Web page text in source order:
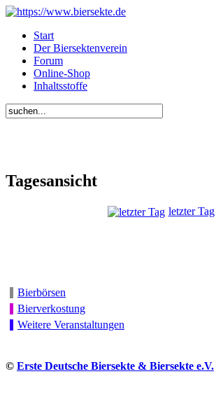
Start
Der Biersektenverein
Forum
Online-Shop
Inhaltsstoffe
Tagesansicht
letzter Tag
Bierbörsen
Bierverkostung
Weitere Veranstaltungen
© Erste Deutsche Biersekte & Biersekte e.V.